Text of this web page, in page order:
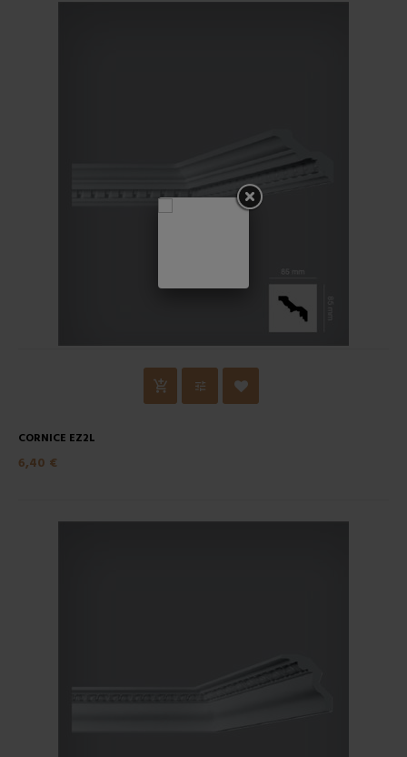
CORNICE EZ2L
6,40 €